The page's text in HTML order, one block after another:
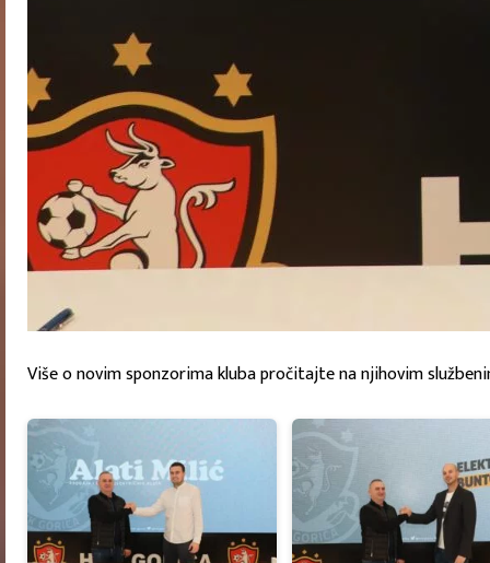
Više o novim sponzorima kluba pročitajte na njihovim